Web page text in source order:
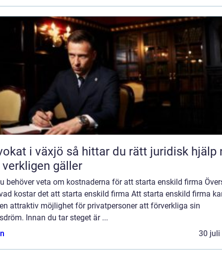
så hittar du rätt juridisk hjälp när
gäller
behöver veta om kostnaderna för att starta enskild firma
kostar det att starta enskild firma Att starta enskild firma
attraktiv möjlighet för privatpersoner att förverkliga sin
Innan du tar steget är ...
30 juli